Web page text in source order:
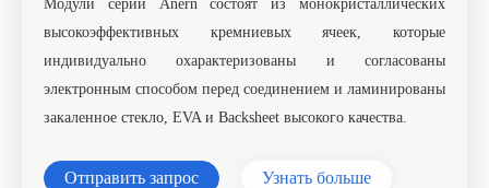
Модули серии Anern состоят из монокристаллических
высокоэффективных кремниевых ячеек, которые
индивидуально охарактеризованы и согласованы
электронным способом перед соединением и ламинированы
закаленное стекло, EVA и Backsheet высокого качества.
Отправить запрос Узнать больше